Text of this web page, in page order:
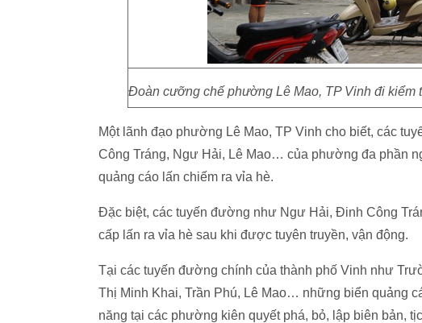
Đoàn cưỡng chế phường Lê Mao, TP Vinh đi kiểm
Một lãnh đạo phường Lê Mao, TP Vinh cho biết, các
Công Tráng, Ngư Hải, Lê Mao… của phường đa phần
quảng cáo lấn chiếm ra vỉa hè.
Đặc biệt, các tuyến đường như Ngư Hải, Đinh Công
cấp lấn ra vỉa hè sau khi được tuyên truyền, vận động.
Tại các tuyến đường chính của thành phố Vinh như
Thị Minh Khai, Trần Phú, Lê Mao… những biển quảng
năng tại các phường kiên quyết phá, bỏ, lập biên bản,